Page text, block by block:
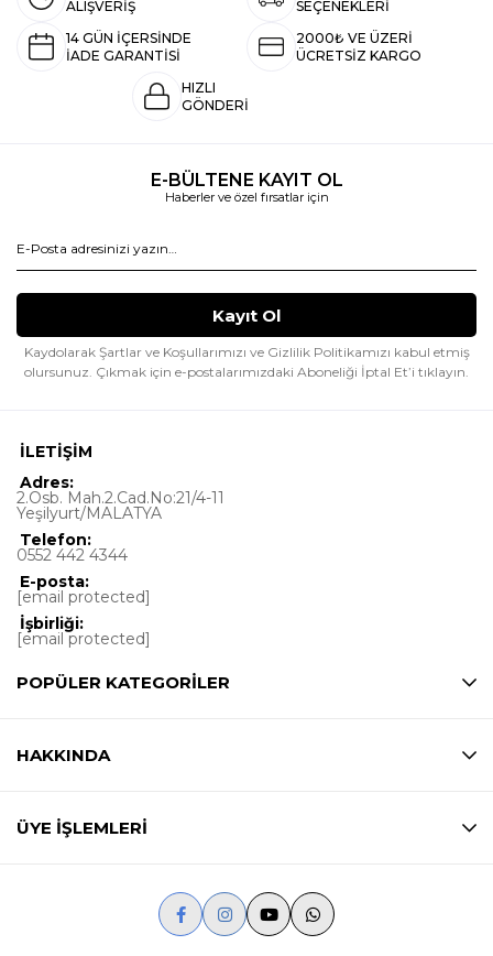
ALIŞVERİŞ
SEÇENEKLERİ
14 GÜN İÇERSİNDE
İADE GARANTİSİ
2000₺ VE ÜZERİ
ÜCRETSİZ KARGO
HIZLI
GÖNDERİ
E-BÜLTENE KAYIT OL
Haberler ve özel fırsatlar için
Kaydolarak Şartlar ve Koşullarımızı ve Gizlilik Politikamızı kabul etmiş
olursunuz. Çıkmak için e-postalarımızdaki Aboneliği İptal Et’i tıklayın.
İLETİŞİM
Adres:
2.Osb. Mah.2.Cad.No:21/4-11
Yeşilyurt/MALATYA
Telefon:
0552 442 4344
E-posta:
[email protected]
İşbirliği:
[email protected]
POPÜLER KATEGORİLER
HAKKINDA
ÜYE İŞLEMLERİ